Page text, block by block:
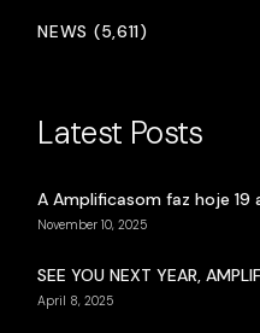
NEWS (5,611)
Latest Posts
A Amplificasom faz hoje 19
November 10, 2025
SEE YOU NEXT YEAR,
April 8, 2025